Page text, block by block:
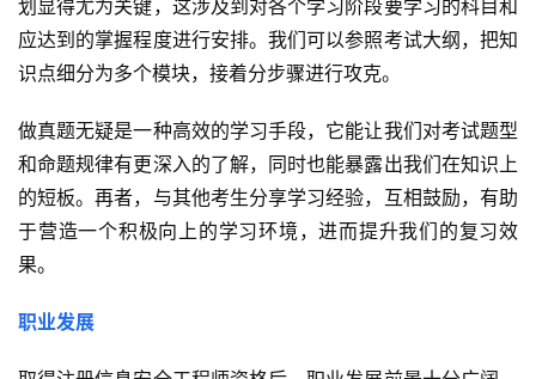
划显得尤为关键，这涉及到对各个学习阶段要学习的科目和
应达到的掌握程度进行安排。我们可以参照考试大纲，把知
识点细分为多个模块，接着分步骤进行攻克。
做真题无疑是一种高效的学习手段，它能让我们对考试题型
和命题规律有更深入的了解，同时也能暴露出我们在知识上
的短板。再者，与其他考生分享学习经验，互相鼓励，有助
于营造一个积极向上的学习环境，进而提升我们的复习效
果。
职业发展